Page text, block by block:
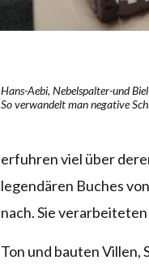
Hans-Aebi, Nebelspalter-und
So verwandelt man negative
erfuhren viel über
legendären Buches
nach. Sie
Ton und bauten Villen,